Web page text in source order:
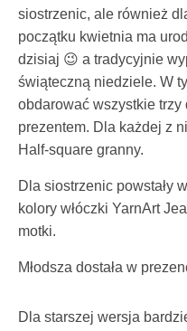
siostrzenic, ale również
początku kwietnia ma
dzisiaj 😉 a tradycyjnie
świąteczną niedziele. W
obdarować wszystkie
prezentem. Dla każdej z
Half-square granny.
Dla siostrzenic powstały
kolory włóczki YarnArt
motki.
Młodsza dostała w
Dla starszej wersja